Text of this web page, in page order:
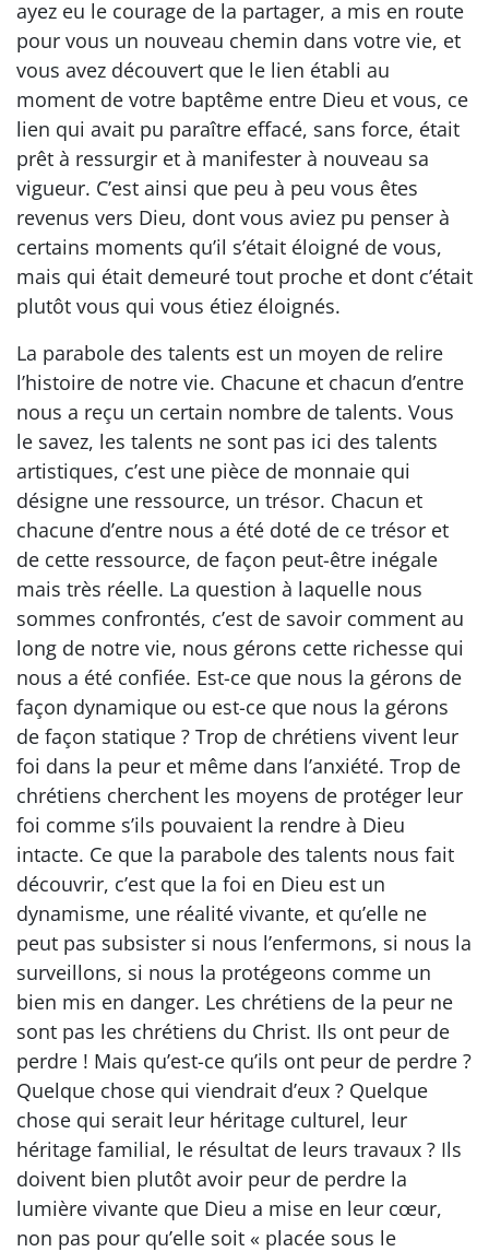
ayez eu le courage de la partager, a mis en route
pour vous un nouveau chemin dans votre vie, et
vous avez découvert que le lien établi au
moment de votre baptême entre Dieu et vous, ce
lien qui avait pu paraître effacé, sans force, était
prêt à ressurgir et à manifester à nouveau sa
vigueur. C’est ainsi que peu à peu vous êtes
revenus vers Dieu, dont vous aviez pu penser à
certains moments qu’il s’était éloigné de vous,
mais qui était demeuré tout proche et dont c’était
plutôt vous qui vous étiez éloignés.
La parabole des talents est un moyen de relire
l’histoire de notre vie. Chacune et chacun d’entre
nous a reçu un certain nombre de talents. Vous
le savez, les talents ne sont pas ici des talents
artistiques, c’est une pièce de monnaie qui
désigne une ressource, un trésor. Chacun et
chacune d’entre nous a été doté de ce trésor et
de cette ressource, de façon peut-être inégale
mais très réelle. La question à laquelle nous
sommes confrontés, c’est de savoir comment au
long de notre vie, nous gérons cette richesse qui
nous a été confiée. Est-ce que nous la gérons de
façon dynamique ou est-ce que nous la gérons
de façon statique ? Trop de chrétiens vivent leur
foi dans la peur et même dans l’anxiété. Trop de
chrétiens cherchent les moyens de protéger leur
foi comme s’ils pouvaient la rendre à Dieu
intacte. Ce que la parabole des talents nous fait
découvrir, c’est que la foi en Dieu est un
dynamisme, une réalité vivante, et qu’elle ne
peut pas subsister si nous l’enfermons, si nous la
surveillons, si nous la protégeons comme un
bien mis en danger. Les chrétiens de la peur ne
sont pas les chrétiens du Christ. Ils ont peur de
perdre ! Mais qu’est-ce qu’ils ont peur de perdre ?
Quelque chose qui viendrait d’eux ? Quelque
chose qui serait leur héritage culturel, leur
héritage familial, le résultat de leurs travaux ? Ils
doivent bien plutôt avoir peur de perdre la
lumière vivante que Dieu a mise en leur cœur,
non pas pour qu’elle soit « placée sous le